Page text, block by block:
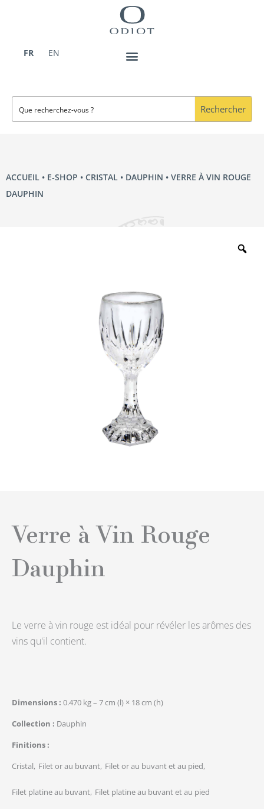
FR
EN
Rechercher
ACCUEIL • E‑SHOP • CRISTAL • DAUPHIN • VERRE À VIN ROUGE
DAUPHIN
Verre à Vin Rouge
Dauphin
Le verre à vin rouge est idéal pour révéler les arômes des
vins qu'il contient.
Dimensions 0.470 kg – 7 cm (l) × 18 cm (h)
Collection
Dauphin
Finitions
Cristal Filet or au buvant Filet or au buvant et au pied
Filet platine au buvant Filet platine au buvant et au pied